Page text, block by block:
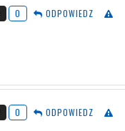
0 ODPOWIEDZ
0 ODPOWIEDZ